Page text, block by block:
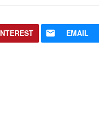
EMAIL